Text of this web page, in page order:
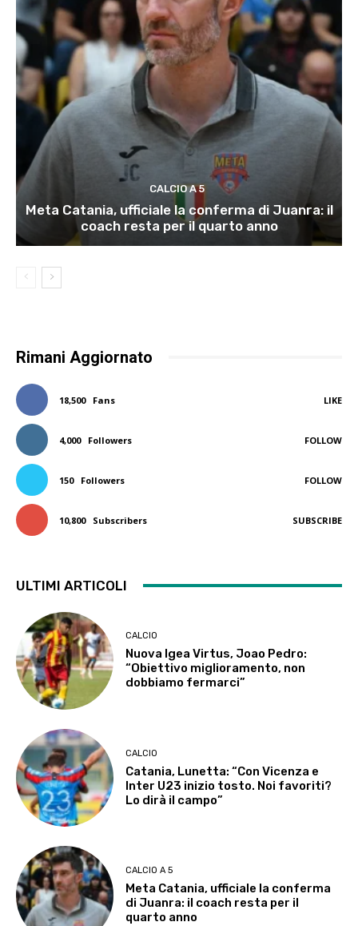
CALCIO A 5
Meta Catania, ufficiale la conferma di Juanra: il
coach resta per il quarto anno
Rimani Aggiornato
18,500 Fans LIKE
4,000 Followers FOLLOW
150 Followers FOLLOW
10,800 Subscribers SUBSCRIBE
ULTIMI ARTICOLI
CALCIO
Nuova Igea Virtus, Joao Pedro:
“Obiettivo miglioramento, non
dobbiamo fermarci”
CALCIO
Catania, Lunetta: “Con Vicenza e
Inter U23 inizio tosto. Noi favoriti?
Lo dirà il campo”
CALCIO A 5
Meta Catania, ufficiale la conferma
di Juanra: il coach resta per il
quarto anno